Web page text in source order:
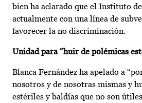
bien ha aclarado que el Instituto
actualmente con una línea de
favorecer la no discriminación.
Unidad para “huir de polémicas
Blanca Fernández ha apelado a
nosotros y de nosotras mismas y
estériles y baldías que no son